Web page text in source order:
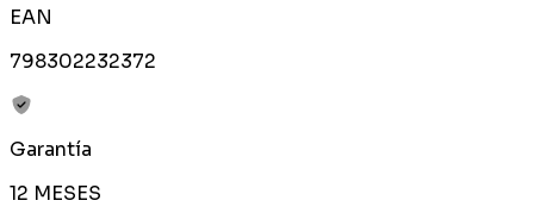
EAN
798302232372
Garantía
12 MESES